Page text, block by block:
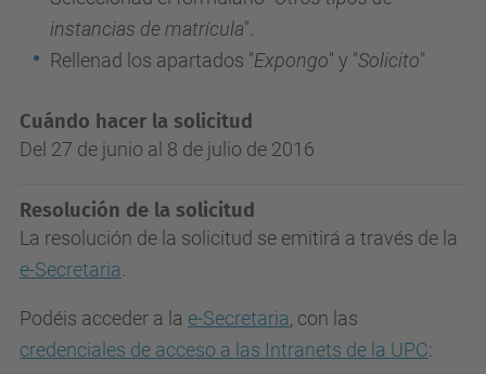
instancias de matrícula".
Rellenad los apartados "Expongo" y "Solicito"
Cuándo hacer la solicitud
Del 27 de junio al 8 de julio de 2016
Resolución de la solicitud
La resolución de la solicitud se emitirá a través de la
e-Secretaria
Podéis acceder a la e-Secretaria, con las
credenciales de acceso a las Intranets de la UPC: